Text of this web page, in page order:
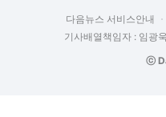
다음뉴스 서비스안내
기사배열책임자 : 임광욱
ⓒ